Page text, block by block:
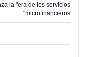
la "era de los servicios
microfinancieros"